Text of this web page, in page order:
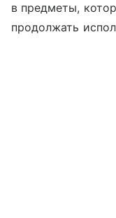
в предметы,
продолжать